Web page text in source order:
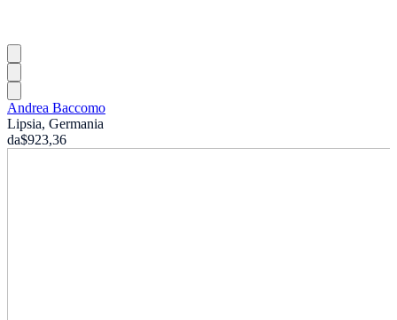
Andrea Baccomo
Lipsia, Germania
da$923,36